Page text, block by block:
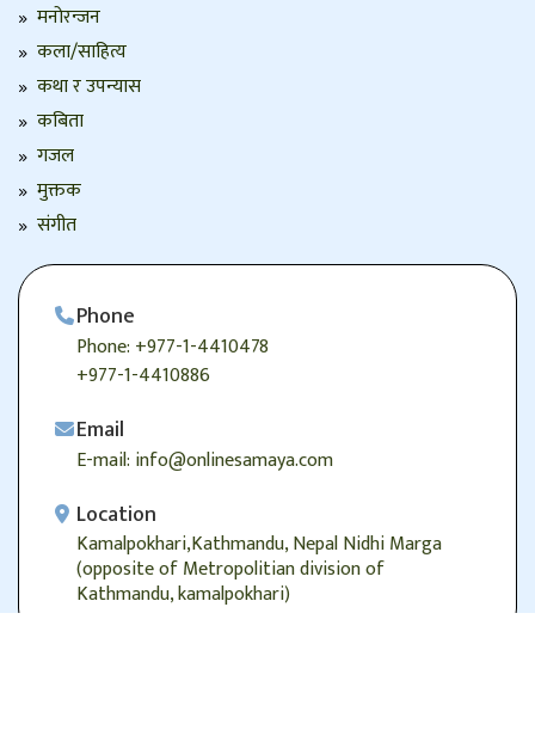
मनोरन्जन
कला/साहित्य
कथा र उपन्यास
कबिता
गजल
मुक्तक
संगीत
Phone
Phone: +977-1-4410478
+977-1-4410886
Email
E-mail: info@onlinesamaya.com
Location
Kamalpokhari,Kathmandu, Nepal Nidhi Marga
(opposite of Metropolitian division of
Kathmandu, kamalpokhari)